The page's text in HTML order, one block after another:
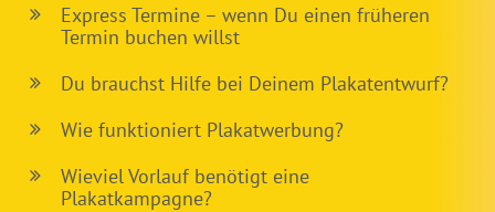
Express Termine – wenn Du einen früheren
Termin buchen willst
Du brauchst Hilfe bei Deinem Plakatentwurf?
Wie funktioniert Plakatwerbung?
Wieviel Vorlauf benötigt eine
Plakatkampagne?